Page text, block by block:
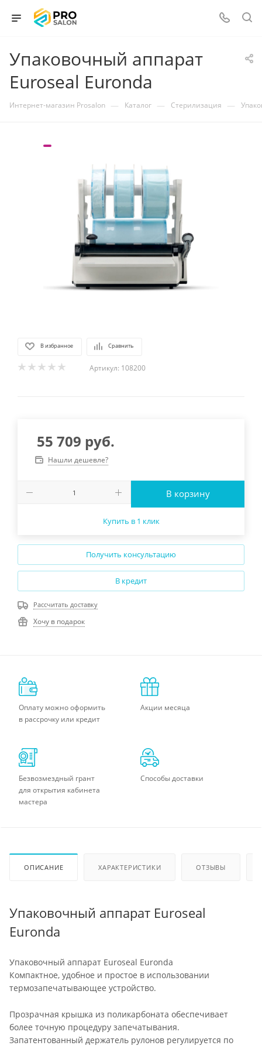
Упаковочный аппарат
Euroseal Euronda
Интернет-магазин Prosalon — Каталог — Стерилизация —
В избранное Сравнить
Артикул: 108200
55 709 руб.
Нашли дешевле?
В корзину
Купить в 1 клик
Получить консультацию
В кредит
Рассчитать доставку
Хочу в подарок
Оплату можно оформить
в рассрочку или кредит
Акции месяца
Безвозмездный грант
для открытия кабинета
мастера
Способы доставки
ОПИСАНИЕ ХАРАКТЕРИСТИКИ ОТЗЫВЫ
Упаковочный аппарат Euroseal
Euronda
Упаковочный аппарат Euroseal Euronda
Компактное, удобное и простое в использовании
термозапечатывающее устройство.
Прозрачная крышка из поликарбоната обеспечивает
более точную процедуру запечатывания.
Запатентованный держатель рулонов регулируется по